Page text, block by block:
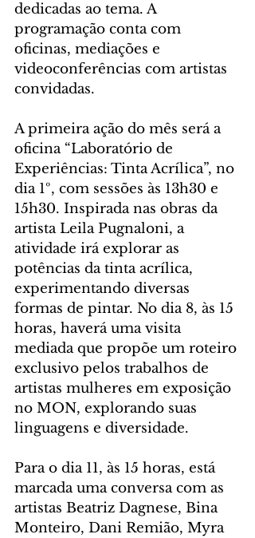
dedicadas ao tema. A
programação conta com
oficinas, mediações e
videoconferências com artistas
convidadas.
A primeira ação do mês será a
oficina “Laboratório de
Experiências: Tinta Acrílica”, no
dia 1º, com sessões às 13h30 e
15h30. Inspirada nas obras da
artista Leila Pugnaloni, a
atividade irá explorar as
potências da tinta acrílica,
experimentando diversas
formas de pintar. No dia 8, às 15
horas, haverá uma visita
mediada que propõe um roteiro
exclusivo pelos trabalhos de
artistas mulheres em exposição
no MON, explorando suas
linguagens e diversidade.
Para o dia 11, às 15 horas, está
marcada uma conversa com as
artistas Beatriz Dagnese, Bina
Monteiro, Dani Remião, Myra